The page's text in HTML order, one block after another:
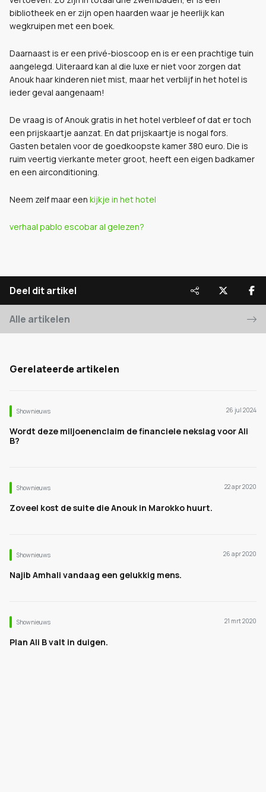
bibliotheek en er zijn open haarden waar je heerlijk kan
wegkruipen met een boek.
Daarnaast is er een privé-bioscoop en is er een prachtige tuin
aangelegd. Uiteraard kan al die luxe er niet voor zorgen dat
Anouk haar kinderen niet mist, maar het verblijf in het hotel is
ieder geval aangenaam!
De vraag is of Anouk gratis in het hotel verbleef of dat er toch
een prijskaartje aanzat. En dat prijskaartje is nogal fors.
Gasten betalen voor de goedkoopste kamer 380 euro. Die is
ruim veertig vierkante meter groot, heeft een eigen badkamer
en een airconditioning.
Neem zelf maar een kijkje in het hotel
verhaal pablo escobar al gelezen?
Deel dit artikel
Alle artikelen
Gerelateerde artikelen
Shownieuws 26 jul 2024
Wordt deze miljoenenclaim de financiele nekslag voor Ali
B?
Shownieuws 22 apr 2020
Zoveel kost de suite die Anouk in Marokko huurt.
Shownieuws 26 apr 2020
Najib Amhali vandaag een gelukkig mens.
Shownieuws 21 mrt 2020
Plan Ali B valt in duigen.